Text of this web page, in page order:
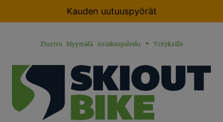
Kauden uutuuspyörät
Etusivu Myymälä Asiakaspalvelu Yrityksille